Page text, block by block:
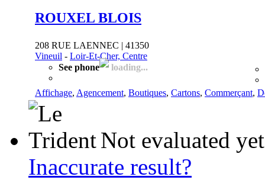
ROUXEL BLOIS
208 RUE LAENNEC | 41350
Vineuil - Loir-Et-Cher, Centre
See phone
loading...
Affichage, Agencement, Boutiques, Cartons, Commerçant,
Not evaluated yet
Inaccurate result?